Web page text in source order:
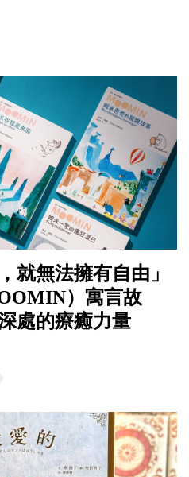
就無法擁有自由」
）寓言故
處的療癒力量